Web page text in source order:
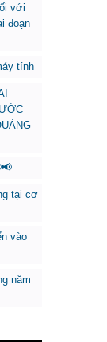
với
đoạn
tính
tại cơ
vào
năm